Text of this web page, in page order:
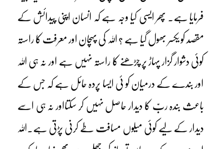
فرمایا ہے۔ پھر ایسی کیا وجہ ہے کہ انسان اپنی پیدائش کے
مقصد کو یکسر بھول گیا ہے ؟ اللہ کی پہچان اور معرفت کا راستہ
کوئی دشوار گزار پہاڑ پر چڑھنے کا راستہ نہیں ہے اور نہ ہی اللہ
اور بندے کے درمیان کو ئی ایسا پردہ حائل ہے کہ جس کے
باعث بندہ ربّ کا دیدار حاصل نہیں کر سکتااور نہ ہی اسے
دیدار کے لیے کوئی میلوں مسافت طے کرنی پڑتی ہے۔اللہ